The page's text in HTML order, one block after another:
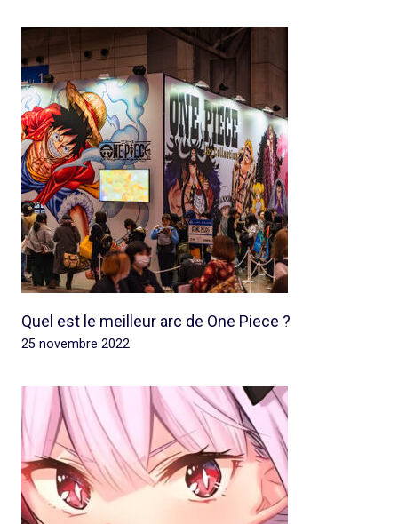
Quel est le meilleur arc de One Piece ?
25 novembre 2022